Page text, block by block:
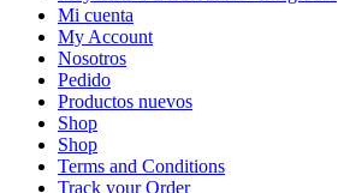
Mi cuenta
My Account
Nosotros
Pedido
Productos nuevos
Shop
Shop
Terms and Conditions
Track your Order